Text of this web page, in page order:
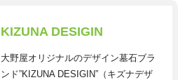
KIZUNA DESIGIN
大野屋オリジナルのデザイン墓石ブラ
ンド”KIZUNA DESIGIN”（キズナデザ